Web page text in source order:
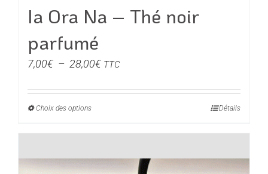
Ia Ora Na – Thé noir
parfumé
7,00€ – 28,00€Plage
prix :
TTC
Choix des optionsCe
plusieurs
Détails